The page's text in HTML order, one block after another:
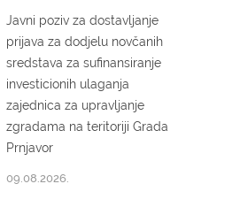
Javni poziv za dostavljanje
prijava za dodjelu novčanih
sredstava za sufinansiranje
investicionih ulaganja
zajednica za upravljanje
zgradama na teritoriji Grada
Prnjavor
09.08.2026.